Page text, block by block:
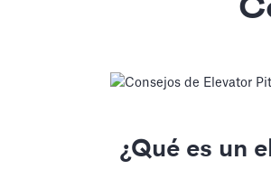
¿Qué es un